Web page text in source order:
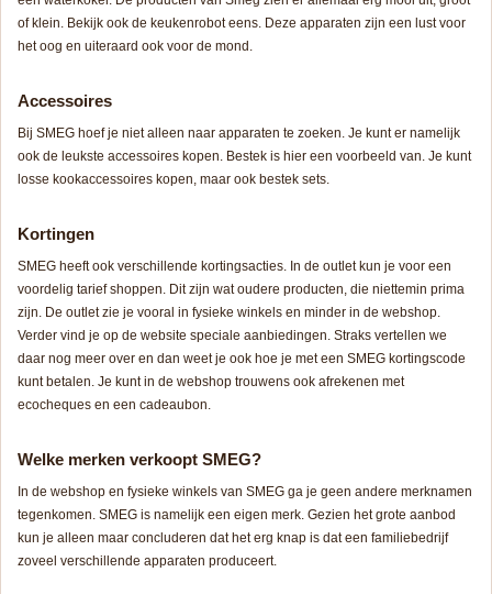
of klein. Bekijk ook de keukenrobot eens. Deze apparaten zijn een lust voor
het oog en uiteraard ook voor de mond.
Accessoires
Bij SMEG hoef je niet alleen naar apparaten te zoeken. Je kunt er namelijk
ook de leukste accessoires kopen. Bestek is hier een voorbeeld van. Je kunt
losse kookaccessoires kopen, maar ook bestek sets.
Kortingen
SMEG heeft ook verschillende kortingsacties. In de outlet kun je voor een
voordelig tarief shoppen. Dit zijn wat oudere producten, die niettemin prima
zijn. De outlet zie je vooral in fysieke winkels en minder in de webshop.
Verder vind je op de website speciale aanbiedingen. Straks vertellen we
daar nog meer over en dan weet je ook hoe je met een SMEG kortingscode
kunt betalen. Je kunt in de webshop trouwens ook afrekenen met
ecocheques en een cadeaubon.
Welke merken verkoopt SMEG?
In de webshop en fysieke winkels van SMEG ga je geen andere merknamen
tegenkomen. SMEG is namelijk een eigen merk. Gezien het grote aanbod
kun je alleen maar concluderen dat het erg knap is dat een familiebedrijf
zoveel verschillende apparaten produceert.